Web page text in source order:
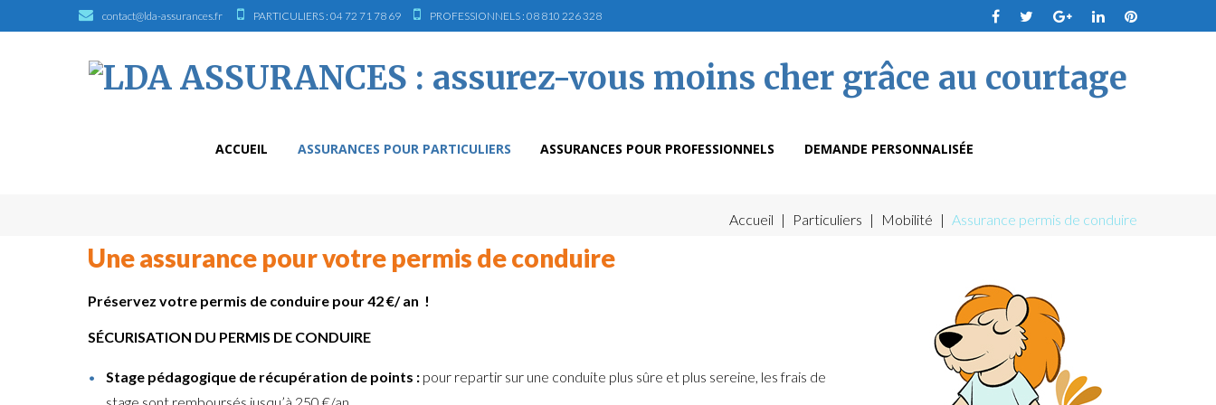
to
contact@lda-assurances.fr PARTICULIERS : 04 72 71 78 69 PROFESSIONNELS : 08 810 226 328
+
ACCUEIL ASSURANCES POUR PARTICULIERS ASSURANCES POUR PROFESSIONNELS DEMANDE PERSONNALISÉE
Accueil | Particuliers | Mobilité | Assurance permis de conduire
Assurance
permis
de
conduire
Une assurance pour votre permis de conduire
Préservez votre permis de conduire pour 42 €/ an !
SÉCURISATION DU PERMIS DE CONDUIRE
Stage pédagogique de récupération de points : pour repartir sur une conduite plus sûre et plus sereine, les frais de